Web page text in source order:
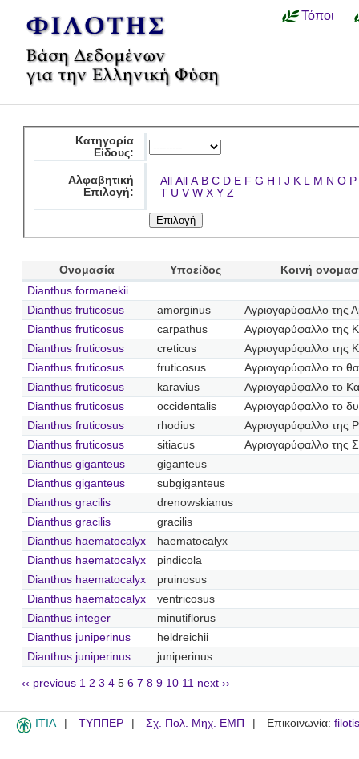
Τόποι
Κατηγορία
Είδους:
Αλφαβητική
Επιλογή:
All All A B C D E F G H I J K L M N O P
T U V W X Y Z
Ονομασία Υποείδος
Κοινή
Dianthus formanekii
Dianthus fruticosus
amorginus
Αγριογαρύφαλλο της
Dianthus fruticosus
carpathus
Αγριογαρύφαλλο της
Dianthus fruticosus
creticus
Αγριογαρύφαλλο της
Dianthus fruticosus
fruticosus
Αγριογαρύφαλλο το
Dianthus fruticosus
karavius
Αγριογαρύφαλλο το
Dianthus fruticosus
occidentalis
Αγριογαρύφαλλο το
Dianthus fruticosus
rhodius
Αγριογαρύφαλλο της
Dianthus fruticosus
sitiacus
Αγριογαρύφαλλο της
Dianthus giganteus
giganteus
Dianthus giganteus
subgiganteus
Dianthus gracilis
drenowskianus
Dianthus gracilis
gracilis
Dianthus haematocalyx
haematocalyx
Dianthus haematocalyx
pindicola
Dianthus haematocalyx
pruinosus
Dianthus haematocalyx
ventricosus
Dianthus integer
minutiflorus
Dianthus juniperinus
heldreichii
Dianthus juniperinus
juniperinus
‹‹ previous 1 2 3 4 5 6 7 8 9 10 11 next ››
ITIA ΤΥΠΠΕΡ Σχ. Πολ. Μηχ. ΕΜΠ Επικοινωνία: